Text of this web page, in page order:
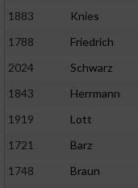
1883
Knies
1788
Friedrich
2024
Schwarz
1843
Herrmann
1919
Lott
1721
Barz
1748
Braun